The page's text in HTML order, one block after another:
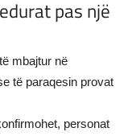
pas një
mbajtur në
të paraqesin provat
personat